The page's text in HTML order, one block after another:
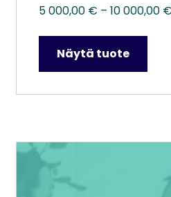
5 000,00 € – 10 000,00 €
Näytä tuote
Tällä
tuotteella